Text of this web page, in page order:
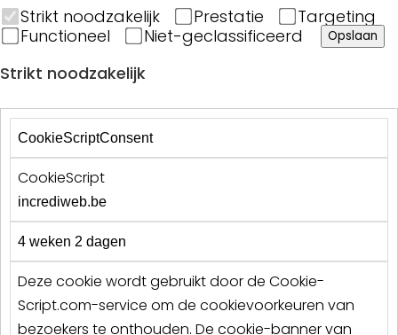
Strikt noodzakelijk Prestatie
Targeting
Functioneel
Niet-geclassificeerd Opslaan
Strikt noodzakelijk
CookieScriptConsent
CookieScript
incrediweb.be
4 weken 2 dagen
Deze cookie wordt gebruikt door de Cookie-
Script.com-service om de cookievoorkeuren van
bezoekers te onthouden. De cookie-banner van